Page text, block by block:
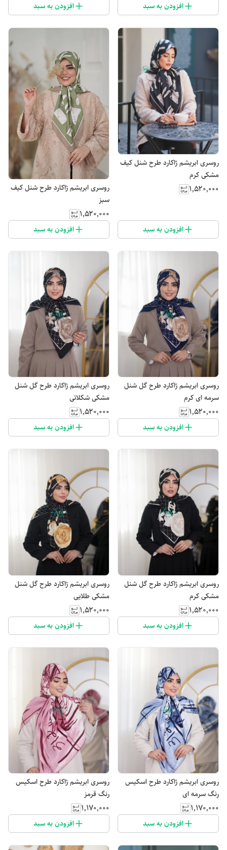
افزودن به سبد افزودن به سبد
روسری ابریشم ژاکارد طرح شنل کیف
مشکی کرم
۱٬۵۲۰٬۰۰۰
افزودن به سبد
روسری ابریشم ژاکارد طرح شنل کیف
سبز
۱٬۵۲۰٬۰۰۰
افزودن به سبد
روسری ابریشم ژاکارد طرح گل شنل
سرمه ای کرم
۱٬۵۲۰٬۰۰۰
افزودن به سبد
روسری ابریشم ژاکارد طرح گل شنل
مشکی شکلاتی
۱٬۵۲۰٬۰۰۰
افزودن به سبد
روسری ابریشم ژاکارد طرح گل شنل
مشکی کرم
۱٬۵۲۰٬۰۰۰
افزودن به سبد
روسری ابریشم ژاکارد طرح گل شنل
مشکی طلایی
۱٬۵۲۰٬۰۰۰
افزودن به سبد
روسری ابریشم ژاکارد طرح اسکیس
رنگ سرمه ای
۱٬۱۷۰٬۰۰۰
افزودن به سبد
روسری ابریشم ژاکارد طرح اسکیس
رنگ قرمز
۱٬۱۷۰٬۰۰۰
افزودن به سبد